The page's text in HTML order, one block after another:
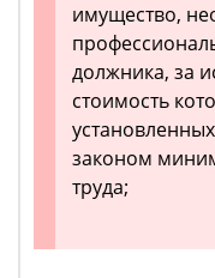
имущество,
должника, за
стоимость
законом
труда;